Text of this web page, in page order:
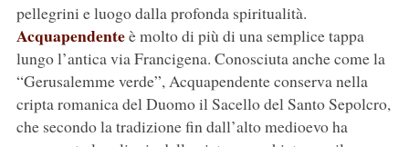
pellegrini e luogo dalla profonda spiritualità.
Acquapendenteè molto di più di una semplice tappa
lungo l’antica via Francigena. Conosciuta anche come la
“Gerusalemme verde”, Acquapendente conserva nella
cripta romanica del Duomo il Sacello del Santo Sepolcro,
che secondo la tradizione fin dall’alto medioevo ha